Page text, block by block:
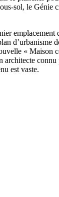
sol, le Génie
emplacement
d’urbanisme
« Maison
connu
est vaste.